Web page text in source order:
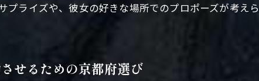
一生に一度の瞬間を形にす
京都府でのプロポーズを成
プライズや、彼女の好きな場所でのプロポーズが考
せるための京都府選び